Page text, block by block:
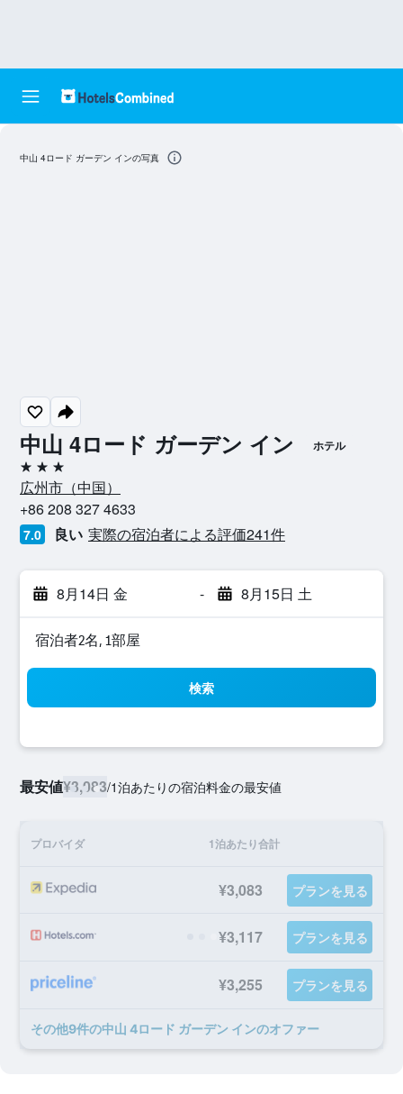
中山 4ロード ガーデン イン ホテル
3つ星
広州市​（中国​）​
+86 208 327 4633
7.0 良い 実際の宿泊者による評価241​件
8月14日 金 - 8月15日 土
宿泊者2名, 1​部屋
検索
最安値¥3,083/1泊あたりの宿泊料金の最安値
プロバイダ 1泊あたり合計
¥3,083 プランを見る
¥3,117 プランを見る
¥3,255 プランを見る
​その他9​件の中山 4ロード ガーデン インのオファー
中山 4ロード ガーデン インの写真